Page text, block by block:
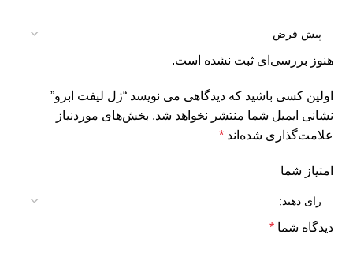
هنوز بررسی‌ای ثبت نشده است.
اولین کسی باشید که دیدگاهی می نویسد “ژل لیفت ابرو”
نشانی ایمیل شما منتشر نخواهد شد. بخش‌های موردنیاز
علامت‌گذاری شده‌اند *
امتیاز شما
دیدگاه شما *